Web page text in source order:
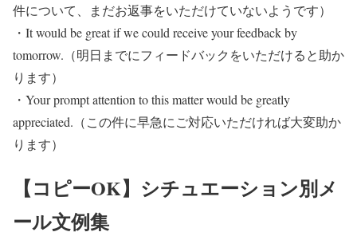
件について、まだお返事をいただけていないようです）
・It would be great if we could receive your feedback by
tomorrow.（明日までにフィードバックをいただけると助か
ります）
・Your prompt attention to this matter would be greatly
appreciated.（この件に早急にご対応いただければ大変助か
ります）
【コピーOK】シチュエーション別メ
ール文例集